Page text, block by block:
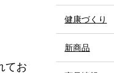
てお
健康づくり
新商品